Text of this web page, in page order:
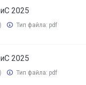
2025
Тип файла: pdf
2025
Тип файла: pdf